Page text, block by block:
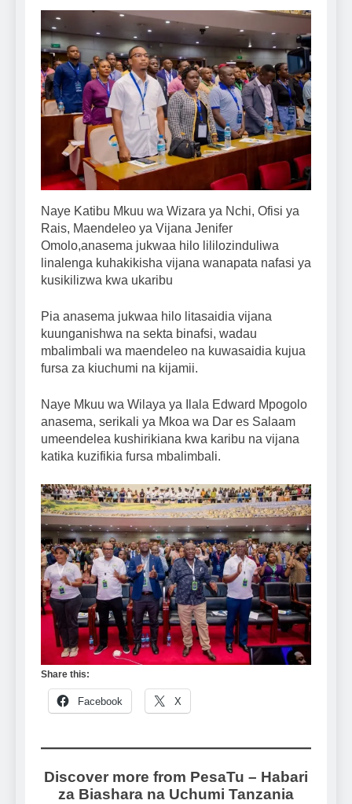
Naye Katibu Mkuu wa Wizara ya Nchi, Ofisi ya
Rais, Maendeleo ya Vijana Jenifer
Omolo,anasema jukwaa hilo lililozinduliwa
linalenga kuhakikisha vijana wanapata nafasi ya
kusikilizwa kwa ukaribu
Pia anasema jukwaa hilo litasaidia vijana
kuunganishwa na sekta binafsi, wadau
mbalimbali wa maendeleo na kuwasaidia kujua
fursa za kiuchumi na kijamii.
Naye Mkuu wa Wilaya ya Ilala Edward Mpogolo
anasema, serikali ya Mkoa wa Dar es Salaam
umeendelea kushirikiana kwa karibu na vijana
katika kuzifikia fursa mbalimbali.
Share this:
Facebook X
Discover more from PesaTu – Habari
za Biashara na Uchumi Tanzania